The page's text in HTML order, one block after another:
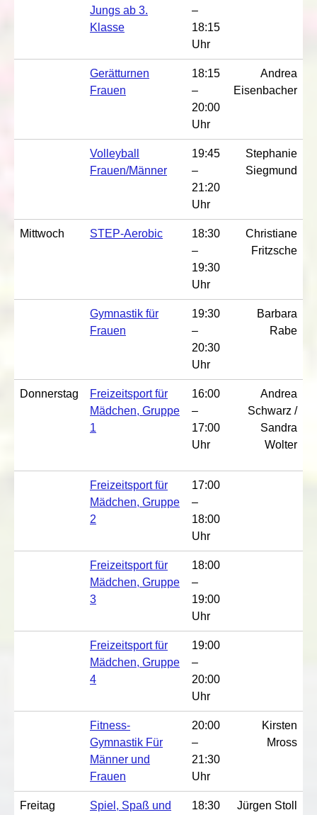
Jungs ab 3.
Klasse
–
18:15
Uhr
Gerätturnen
Frauen
18:15
–
20:00
Uhr
Andrea
Eisenbacher
Volleyball
Frauen/Männer
19:45
–
21:20
Uhr
Stephanie
Siegmund
Mittwoch STEP-Aerobic
18:30
–
19:30
Uhr
Christiane
Fritzsche
Gymnastik für
Frauen
19:30
–
20:30
Uhr
Barbara
Rabe
Donnerstag
Freizeitsport für
Mädchen, Gruppe
1
16:00
–
17:00
Uhr
Andrea
Schwarz /
Sandra
Wolter
Freizeitsport für
Mädchen, Gruppe
2
17:00
–
18:00
Uhr
Freizeitsport für
Mädchen, Gruppe
3
18:00
–
19:00
Uhr
Freizeitsport für
Mädchen, Gruppe
4
19:00
–
20:00
Uhr
Fitness-
Gymnastik Für
Männer und
Frauen
20:00
–
21:30
Uhr
Kirsten
Mross
Freitag
Spiel, Spaß und
18:30
Jürgen Stoll